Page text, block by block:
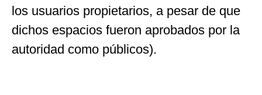
los usuarios propietarios, a pesar de que
dichos espacios fueron aprobados por la
autoridad como públicos).